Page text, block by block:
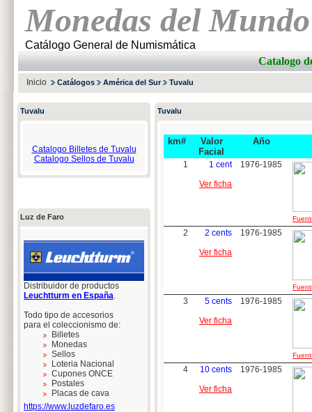
Monedas del Mundo
Catálogo General de Numismática
Catalogo
Inicio Catálogos América del Sur Tuvalu
Tuvalu
Catalogo Billetes de Tuvalu
Catalogo Sellos de Tuvalu
Luz de Faro
Distribuidor de productos
Leuchtturm en España.
Todo tipo de accesorios
para el coleccionismo de:
Billetes
Monedas
Sellos
Loteria Nacional
Cupones ONCE
Postales
Placas de cava
https://www.luzdefaro.es
Tuvalu
km#
Valor
Facial
Año
1
1 cent
Ver ficha
1976-1985
2
2 cents
Ver ficha
1976-1985
3
5 cents
Ver ficha
1976-1985
4
10 cents
Ver ficha
1976-1985